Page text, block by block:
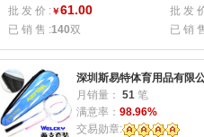
球运动商机无限
专业源于精益求精
羽
排轮滑鞋新款促销成人旱冰
鞋套装批发
批 发 价 :￥61.00
已 销 售 :140双
鞋直
鞋 儿童
批 发
已 销
深圳斯易特体育用品有限
月销量： 51 笔
满意率： 98.96%
交易勋章: